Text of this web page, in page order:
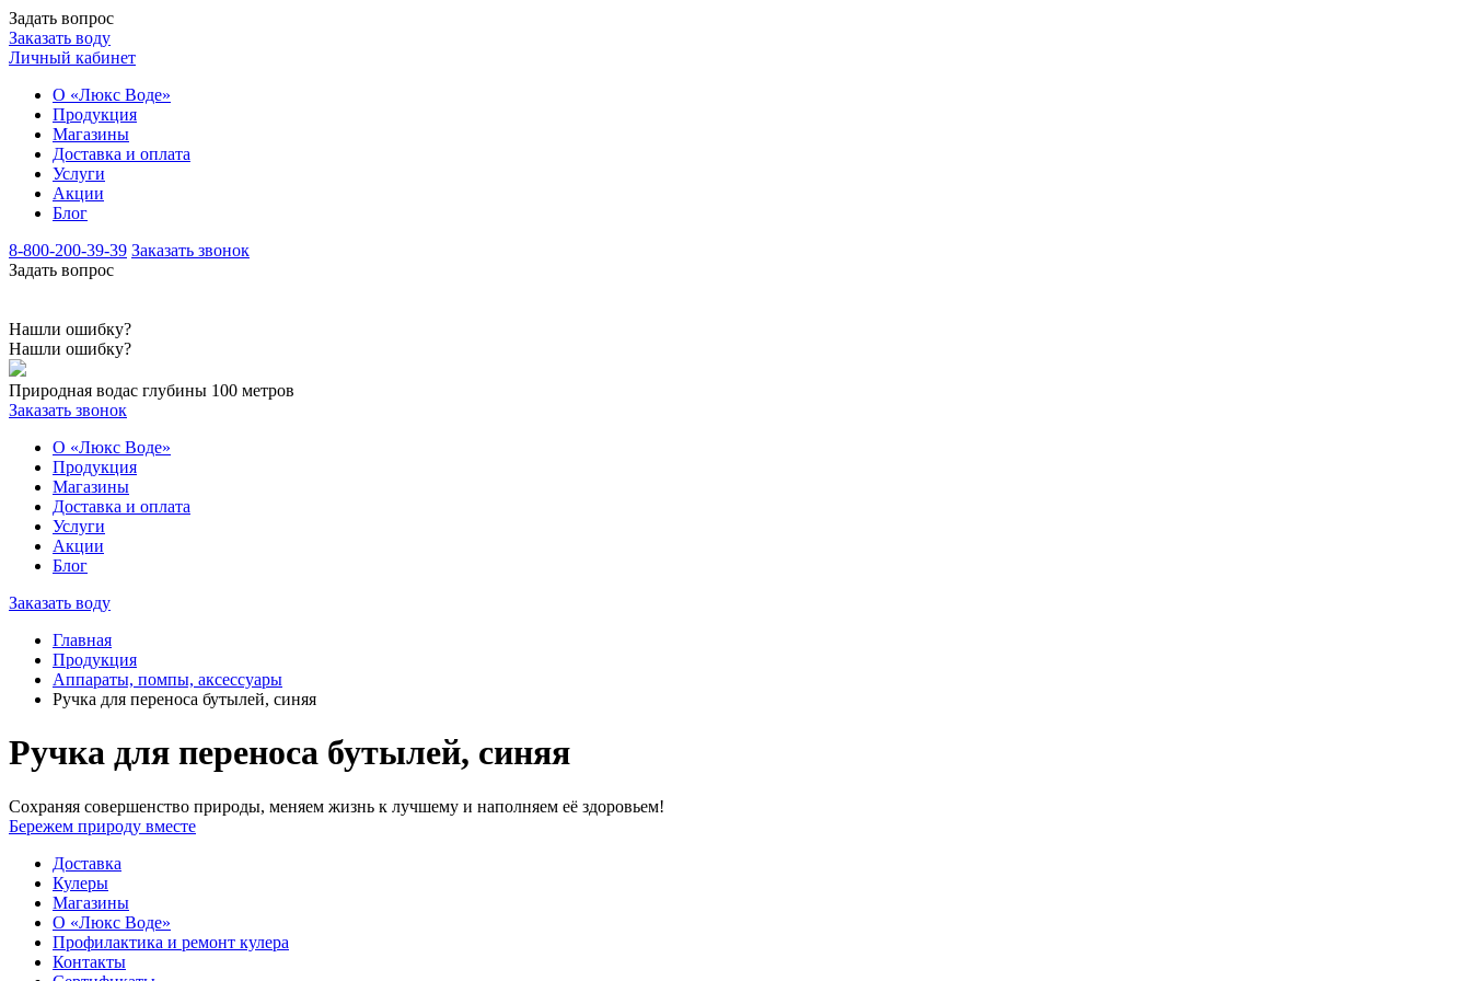
Задать вопрос
Заказать воду
Личный кабинет
О «Люкс Воде»
Продукция
Магазины
Доставка и оплата
Услуги
Акции
Блог
8-800-200-39-39 Заказать звонок
Задать вопрос
Нашли ошибку?
Нашли ошибку?
Природная водас глубины 100 метров
Заказать звонок
О «Люкс Воде»
Продукция
Магазины
Доставка и оплата
Услуги
Акции
Блог
Заказать воду
Главная
Продукция
Аппараты, помпы, аксессуары
Ручка для переноса бутылей, синяя
Ручка для переноса бутылей, синяя
Сохраняя совершенство природы, меняем жизнь к лучшему и наполняем её здоровьем!
Бережем природу вместе
Доставка
Кулеры
Магазины
О «Люкс Воде»
Профилактика и ремонт кулера
Контакты